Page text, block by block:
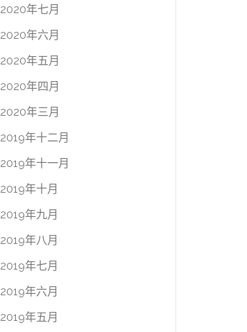
2020年七月
2020年六月
2020年五月
2020年四月
2020年三月
2019年十二月
2019年十一月
2019年十月
2019年九月
2019年八月
2019年七月
2019年六月
2019年五月